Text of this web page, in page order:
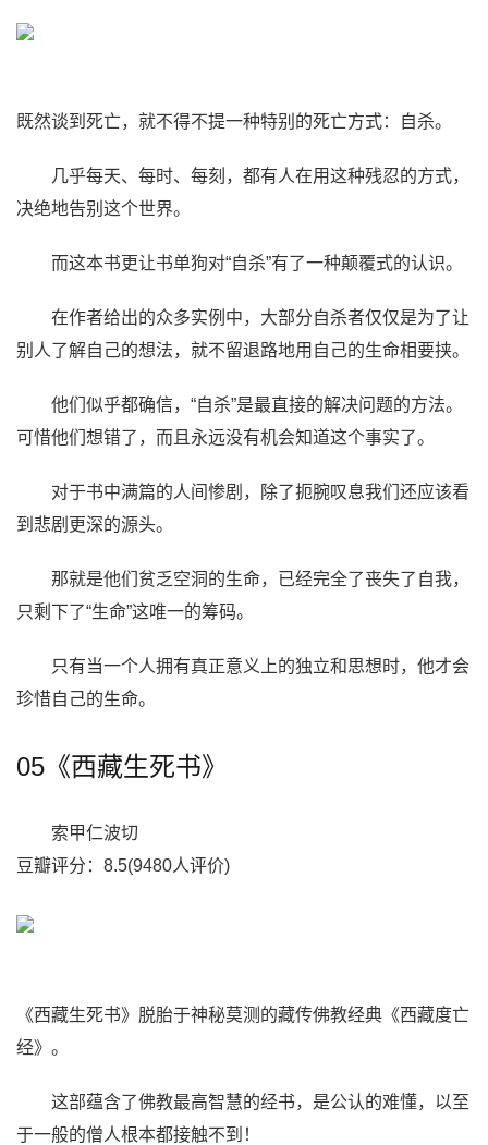
既然谈到死亡，就不得不提一种特别的死亡方式：自杀。
几乎每天、每时、每刻，都有人在用这种残忍的方式，
决绝地告别这个世界。
而这本书更让书单狗对“自杀”有了一种颠覆式的认识。
在作者给出的众多实例中，大部分自杀者仅仅是为了让
别人了解自己的想法，就不留退路地用自己的生命相要挟。
他们似乎都确信，“自杀”是最直接的解决问题的方法。
可惜他们想错了，而且永远没有机会知道这个事实了。
对于书中满篇的人间惨剧，除了扼腕叹息我们还应该看
到悲剧更深的源头。
那就是他们贫乏空洞的生命，已经完全了丧失了自我，
只剩下了“生命”这唯一的筹码。
只有当一个人拥有真正意义上的独立和思想时，他才会
珍惜自己的生命。
05《西藏生死书》
索甲仁波切
豆瓣评分：8.5(9480人评价)
《西藏生死书》脱胎于神秘莫测的藏传佛教经典《西藏度亡
经》。
这部蕴含了佛教最高智慧的经书，是公认的难懂，以至
于一般的僧人根本都接触不到！